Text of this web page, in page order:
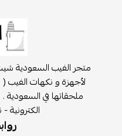
متجر الفيب السعودية شيشة
لأجهزة و نكهات الفيب (
ملحقاتها في السعودية .
الكترونية -
روابط